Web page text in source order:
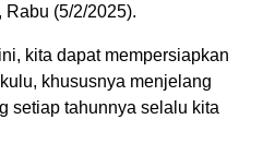
Rabu (5/2/2025).
kita dapat mempersiapkan
khususnya menjelang
setiap tahunnya selalu kita